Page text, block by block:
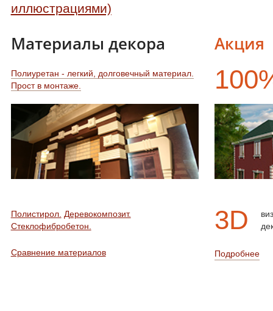
иллюстрациями)
Акция
3D
Подробнее
Материалы декора
Полиуретан - легкий, долговечный материал.
Прост в монтаже.
Полистирол. Деревокомпозит.
Стеклофибробетон.
Сравнение материалов